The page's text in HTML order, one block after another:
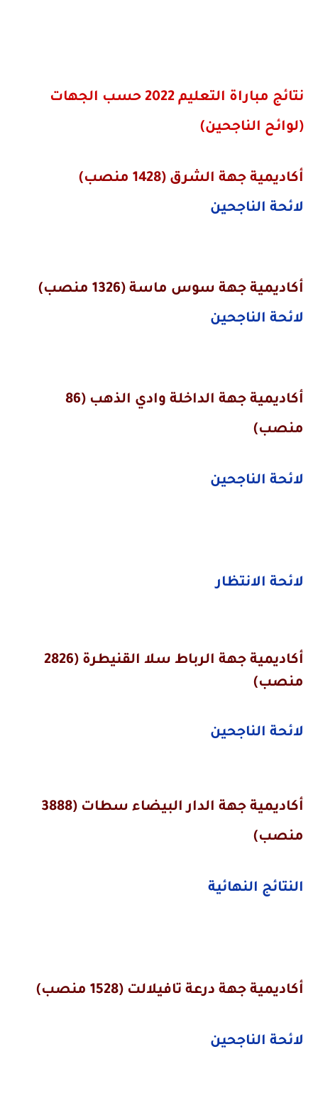
نتائج مباراة التعليم 2022 حسب الجهات
(لوائح الناجحين)
أكاديمية جهة الشرق (1428 منصب)
لائحة الناجحين
أكاديمية جهة سوس ماسة (1326 منصب)
لائحة الناجحين
أكاديمية
جهة الداخلة وادي الذهب (86
منصب)
لائحة الناجحين
لائحة الانتظار
أكاديمية جهة الرباط سلا القنيطرة (2826
منصب)
لائحة الناجحين
أكاديمية جهة الدار البيضاء سطات (3888
منصب)
النتائج النهائية
أكاديمية جهة درعة تافيلالت (1528 منصب)
لائحة الناجحين